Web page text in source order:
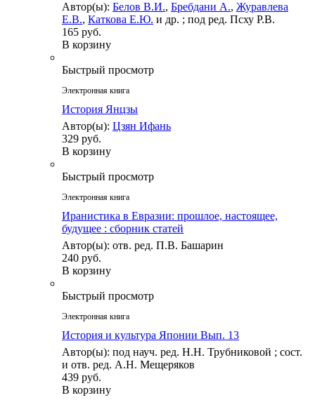
Автор(ы): Белов В.И., Бребдани А., Журавлева
Е.В., Каткова Е.Ю. и др. ; под ред. Псху Р.В.
165 руб.
В корзину
Быстрый просмотр
Электронная книга
История Янцзы
Автор(ы): Цзян Ифань
329 руб.
В корзину
Быстрый просмотр
Электронная книга
Иранистика в Евразии: прошлое, настоящее,
будущее : сборник статей
Автор(ы): отв. ред. П.В. Башарин
240 руб.
В корзину
Быстрый просмотр
Электронная книга
История и культура Японии Вып. 13
Автор(ы): под науч. ред. Н.Н. Трубниковой ; сост.
и отв. ред. А.Н. Мещеряков
439 руб.
В корзину